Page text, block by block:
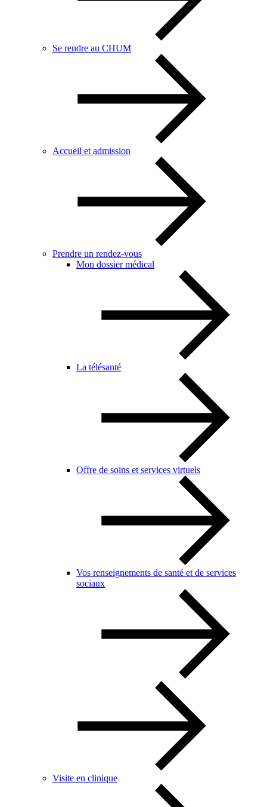
Se rendre au CHUM
Accueil et admission
Prendre un rendez-vous
Mon dossier médical
La télésanté
Offre de soins et services virtuels
Vos renseignements de santé et de services
sociaux
Visite en clinique